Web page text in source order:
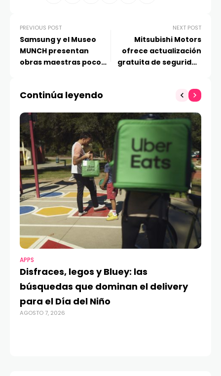
PREVIOUS POST
Samsung y el Museo
MUNCH presentan
obras maestras poco
NEXT POST
Mitsubishi Motors
ofrece actualización
gratuita de seguridad
Continúa leyendo
APPS
Disfraces, legos y Bluey: las
búsquedas que dominan el delivery
para el Día del Niño
AGOSTO 7, 2026